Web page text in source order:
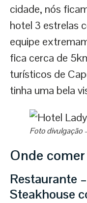
cidade, nós
hotel 3 estrelas
equipe
fica cerca de
turísticos de
tinha uma bela
Foto divulgação
Onde comer
Restaurante
Steakhouse